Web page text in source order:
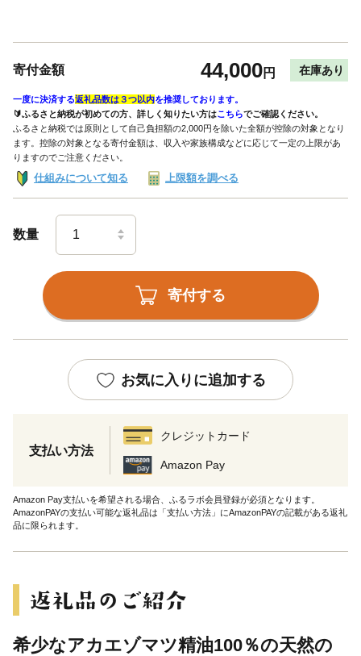
寄付金額 44,000円 在庫あり
一度に決済する返礼品数は３つ以内を推奨しております。
🔰ふるさと納税が初めての方、詳しく知りたい方はこちらでご確認ください。
ふるさと納税では原則として自己負担額の2,000円を除いた全額が控除の対象となり
ます。控除の対象となる寄付金額は、収入や家族構成などに応じて一定の上限があ
りますのでご注意ください。
仕組みについて知る 上限額を調べる
数量
寄付する
お気に入りに追加する
支払い方法
クレジットカード
Amazon Pay
Amazon Pay支払いを希望される場合、ふるラボ会員登録が必須となります。
AmazonPAYの支払い可能な返礼品は「支払い方法」にAmazonPAYの記載がある返礼
品に限られます。
希少なアカエゾマツ精油100％の天然の